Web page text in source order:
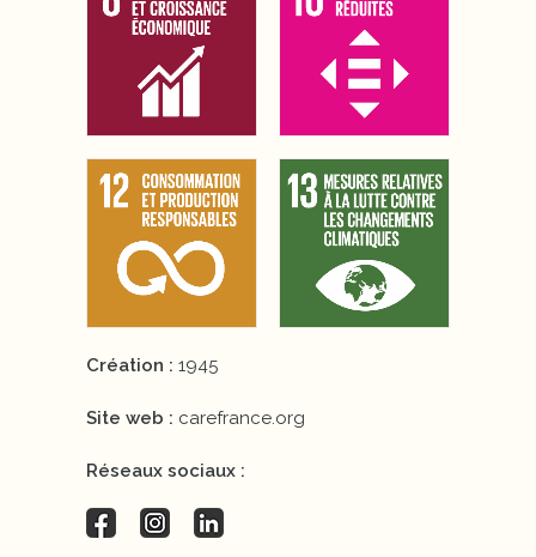
Création : 1945
Site web : carefrance.org
Réseaux sociaux :